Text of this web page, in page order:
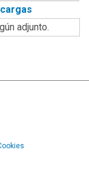
adjunto.